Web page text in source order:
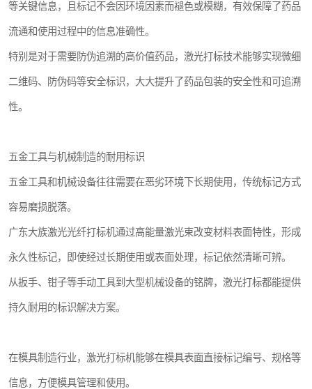
等关键信息，且标记不会因环境因素而褪色或模糊，有效保障了药品
流通和使用过程中的信息准确性。
特别是对于需要防伪追溯的高价值药品，激光打标技术能够实现微细
二维码、防伪码等安全标识，大大提升了药品包装的安全性和可追溯
性。
五金工具与机械制造的耐用标识
五金工具和机械设备往往需要在恶劣环境下长期使用，传统标记方式
容易磨损脱落。
广东大族激光光纤打标机通过高能量激光束改变材料表面特性，形成
永久性标记，即使经过长期使用或表面处理，标记依然清晰可辨。
从扳手、钳子等手动工具到大型机械设备的铭牌，激光打标都能提供
持久耐用的标识解决方案。
在模具制造行业，激光打标机能够在模具表面直接标记编号、规格等
信息，方便模具管理和使用。